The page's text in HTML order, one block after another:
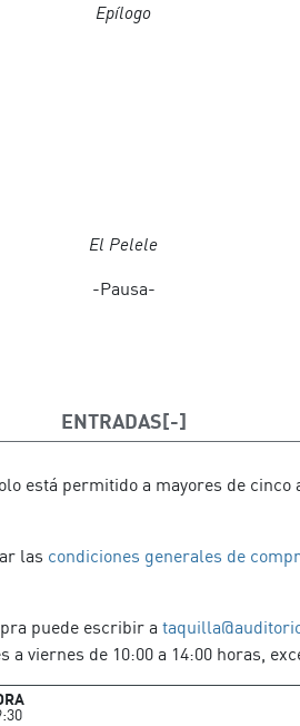
Epílogo
El Pelele
-Pausa-
ENTRADAS
está permitido a mayores de cinco
las condiciones generales de
puede escribir a
a viernes de 10:00 a 14:00 horas,